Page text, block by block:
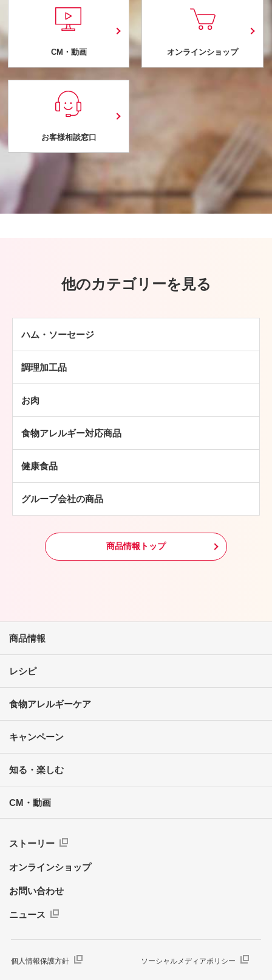
CM・動画 オンラインショップ
お客様相談窓口
他のカテゴリーを見る
ハム・ソーセージ
ソーセージ
その他
調理加工品
チキン加工品
パン・ピザ
常温食品
冷凍食品
その他
お肉
鶏肉
食物アレルギー対応商品
健康食品
グループ会社の商品
商品情報トップ
商品情報
レシピ
食物アレルギーケア
キャンペーン
知る・楽しむ
CM・動画
ストーリー
オンラインショップ
お問い合わせ
ニュース
個人情報保護方針 ソーシャルメディアポリシー